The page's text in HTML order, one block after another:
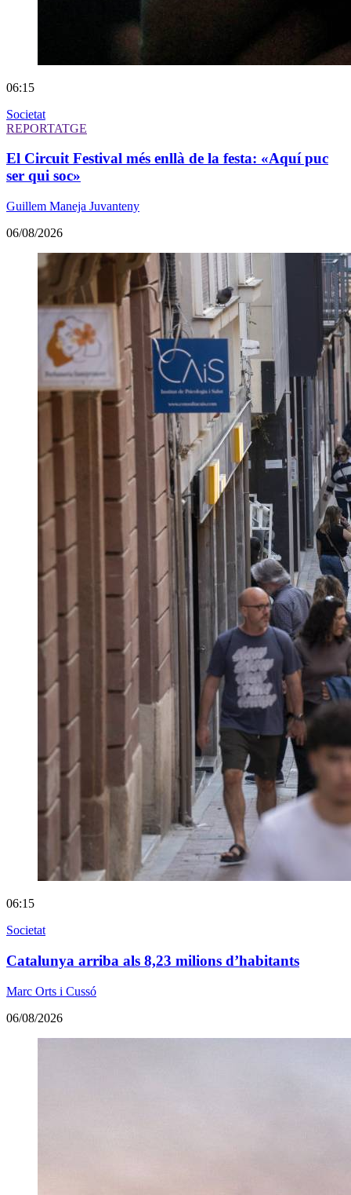
06:15
Societat
REPORTATGE
El Circuit Festival més enllà de la festa: «Aquí puc
ser qui soc»
Guillem Maneja Juvanteny
06/08/2026
06:15
Societat
Catalunya arriba als 8,23 milions d’habitants
Marc Orts i Cussó
06/08/2026